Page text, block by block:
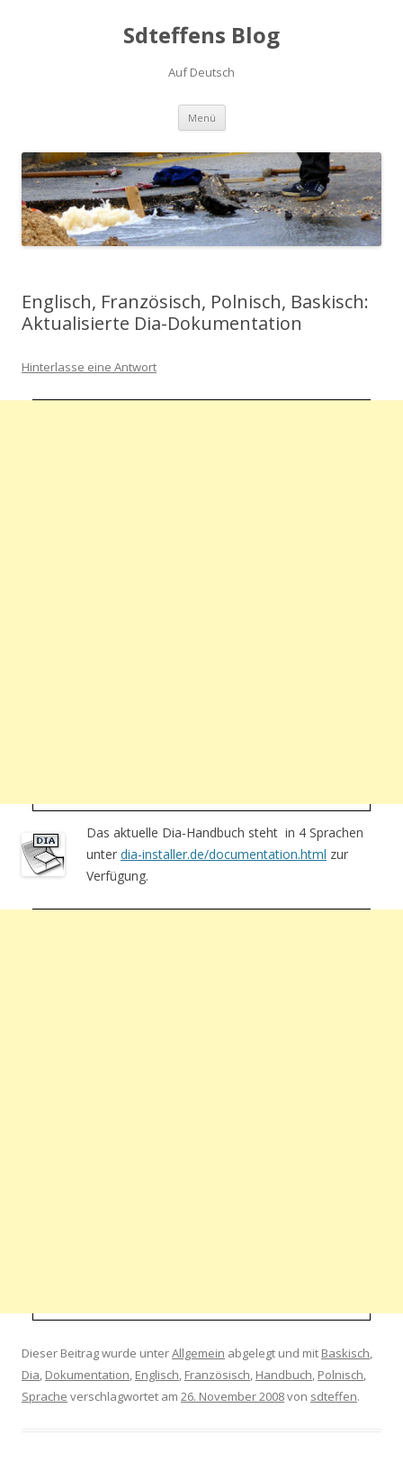
Sdteffens Blog
Auf Deutsch
Menü Zum Inhalt springen
Englisch, Französisch, Polnisch, Baskisch:
Aktualisierte Dia-Dokumentation
Hinterlasse eine Antwort
Das aktuelle Dia-Handbuch steht in 4 Sprachen
unter dia-installer.de/documentation.html zur
Verfügung.
Dieser Beitrag wurde unterAllgemein abgelegt und mit Baskisch,
Dia, Dokumentation, Englisch, Französisch, Handbuch, Polnisch,
Sprache verschlagwortet am 26. November 2008von sdteffen.